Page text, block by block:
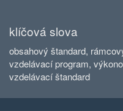
klíčová slova
obsahový štandard,
vzdelávací program,
vzdelávací štandard